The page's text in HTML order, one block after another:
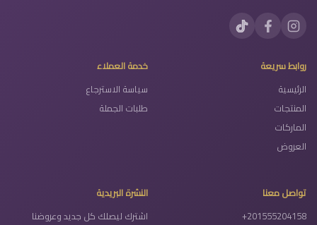
روابط سريعة
الرئيسية
المنتجات
الماركات
العروض
خدمة العملاء
سياسة الاسترجاع
طلبات الجملة
تواصل معنا
+201555204158
النشرة البريدية
اشترك ليصلك كل جديد وعروضنا